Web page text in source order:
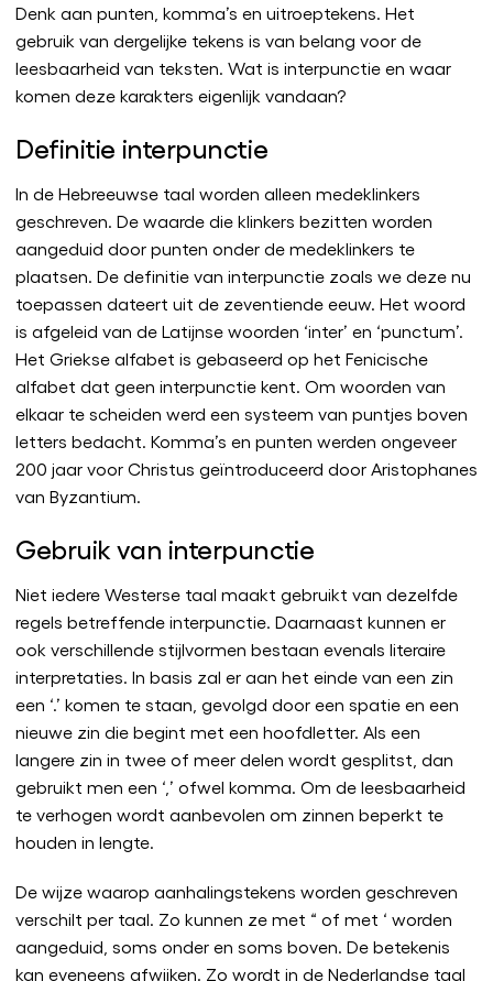
Denk aan punten, komma’s en uitroeptekens. Het
gebruik van dergelijke tekens is van belang voor de
leesbaarheid van teksten. Wat is interpunctie en waar
komen deze karakters eigenlijk vandaan?
Definitie interpunctie
In de Hebreeuwse taal worden alleen medeklinkers
geschreven. De waarde die klinkers bezitten worden
aangeduid door punten onder de medeklinkers te
plaatsen. De definitie van interpunctie zoals we deze nu
toepassen dateert uit de zeventiende eeuw. Het woord
is afgeleid van de Latijnse woorden ‘inter’ en ‘punctum’.
Het Griekse alfabet is gebaseerd op het Fenicische
alfabet dat geen interpunctie kent. Om woorden van
elkaar te scheiden werd een systeem van puntjes boven
letters bedacht. Komma’s en punten werden ongeveer
200 jaar voor Christus geïntroduceerd door Aristophanes
van Byzantium.
Gebruik van interpunctie
Niet iedere Westerse taal maakt gebruikt van dezelfde
regels betreffende interpunctie. Daarnaast kunnen er
ook verschillende stijlvormen bestaan evenals literaire
interpretaties. In basis zal er aan het einde van een zin
een ‘.’ komen te staan, gevolgd door een spatie en een
nieuwe zin die begint met een hoofdletter. Als een
langere zin in twee of meer delen wordt gesplitst, dan
gebruikt men een ‘,’ ofwel komma. Om de leesbaarheid
te verhogen wordt aanbevolen om zinnen beperkt te
houden in lengte.
De wijze waarop aanhalingstekens worden geschreven
verschilt per taal. Zo kunnen ze met “ of met ‘ worden
aangeduid, soms onder en soms boven. De betekenis
kan eveneens afwijken. Zo wordt in de Nederlandse taal